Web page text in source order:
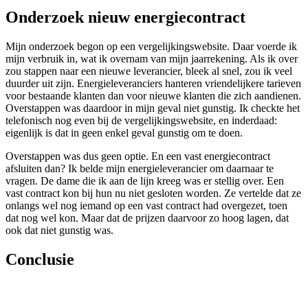
Onderzoek nieuw energiecontract
Mijn onderzoek begon op een vergelijkingswebsite. Daar voerde ik
mijn verbruik in, wat ik overnam van mijn jaarrekening. Als ik over
zou stappen naar een nieuwe leverancier, bleek al snel, zou ik veel
duurder uit zijn. Energieleveranciers hanteren vriendelijkere tarieven
voor bestaande klanten dan voor nieuwe klanten die zich aandienen.
Overstappen was daardoor in mijn geval niet gunstig. Ik checkte het
telefonisch nog even bij de vergelijkingswebsite, en inderdaad:
eigenlijk is dat in geen enkel geval gunstig om te doen.
Overstappen was dus geen optie. En een vast energiecontract
afsluiten dan? Ik belde mijn energieleverancier om daarnaar te
vragen. De dame die ik aan de lijn kreeg was er stellig over. Een
vast contract kon bij hun nu niet gesloten worden. Ze vertelde dat ze
onlangs wel nog iemand op een vast contract had overgezet, toen
dat nog wel kon. Maar dat de prijzen daarvoor zo hoog lagen, dat
ook dat niet gunstig was.
Conclusie